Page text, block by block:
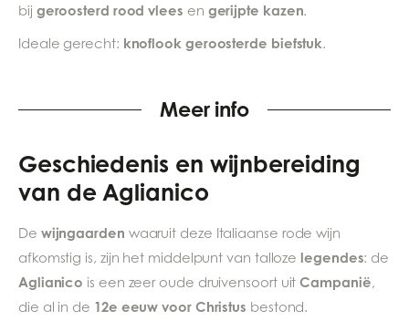
bij geroosterd rood vlees en gerijpte kazen.
Ideale gerecht: knoflook geroosterde biefstuk.
Meer info
Geschiedenis en wijnbereiding
van de Aglianico
De wijngaarden waaruit deze Italiaanse rode wijn
afkomstig is, zijn het middelpunt van tallozelegendes: de
Aglianico is een zeer oude druivensoort uitCampanië,
die al in de 12e eeuw voor Christus bestond.